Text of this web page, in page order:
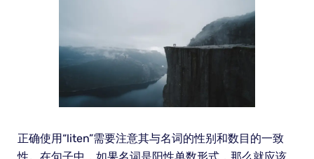
正确使用“liten”需要注意其与名词的性别和数目的一致